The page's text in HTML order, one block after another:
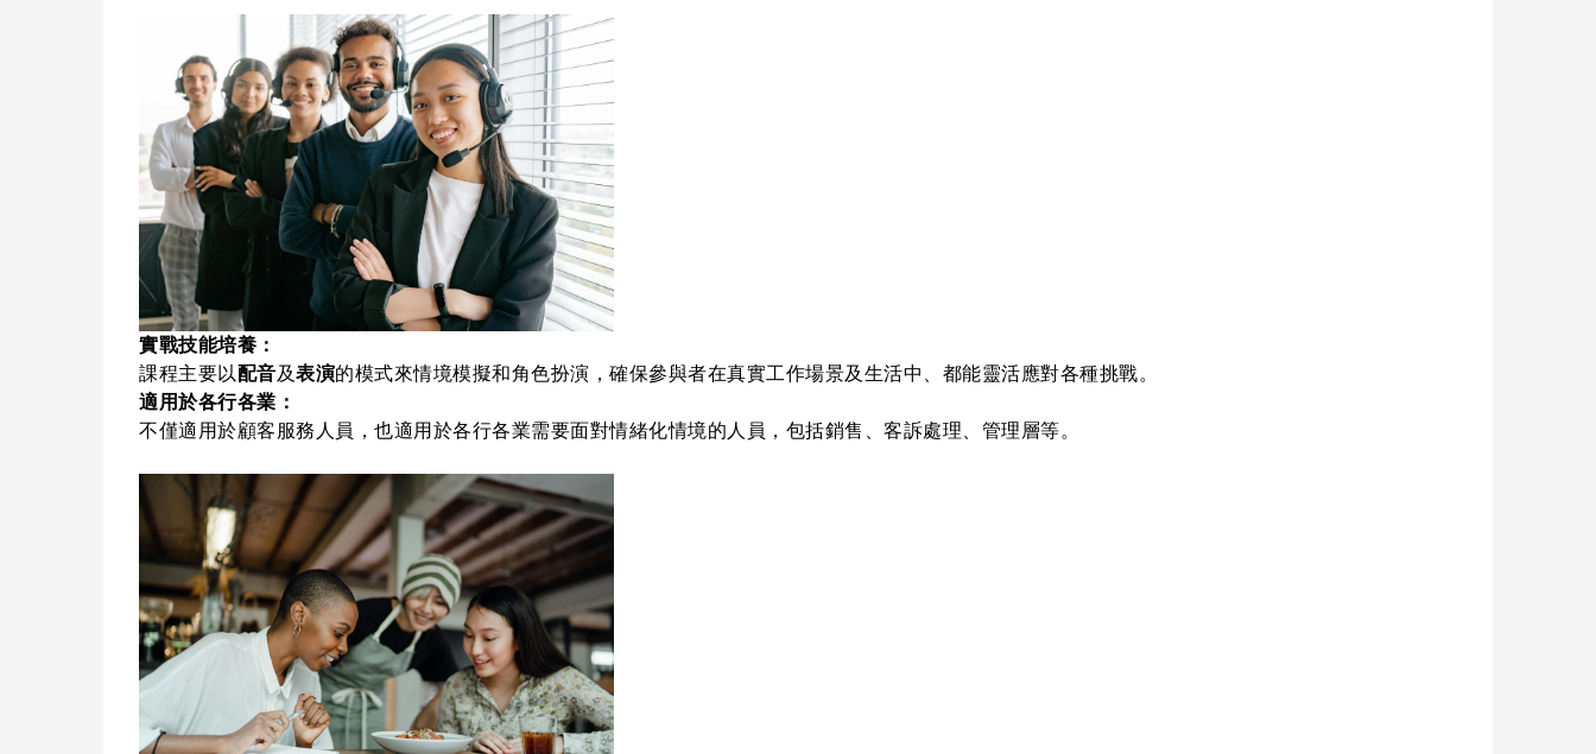
實戰技能培養：
課程主要以配音及表演的模式來情境模擬和角色扮演，確保參與者在真實工作場景及生活中、都能靈活應對各種挑戰。
適用於各行各業：
不僅適用於顧客服務人員，也適用於各行各業需要面對情緒化情境的人員，包括銷售、客訴處理、管理層等。